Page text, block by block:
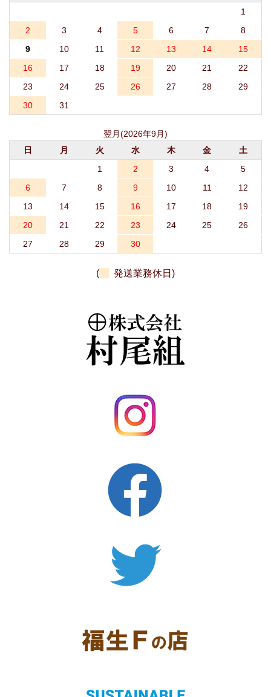
1
2
3 4 5 6 7
8
9
10 11 12 13 14
15
16
17 18 19 20 21
22
23
24 25 26 27 28
29
30
31
翌月(2026年9月)
日
月 火 水 木 金
土
1
2 3 4
5
6
7 8 9 10 11
12
13
14 15 16 17 18
19
20
21 22 23 24 25
26
27
28 29 30
( 発送業務休日)